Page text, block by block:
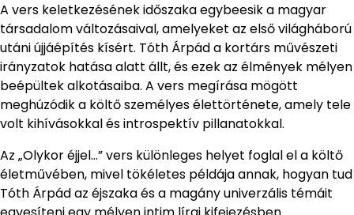
A vers keletkezésének időszaka egybeesik a magyar
társadalom változásaival, amelyeket az első világháború
utáni újjáépítés kísért. Tóth Árpád a kortárs művészeti
irányzatok hatása alatt állt, és ezek az élmények mélyen
beépültek alkotásaiba. A vers megírása mögött
meghúzódik a költő személyes élettörténete, amely tele
volt kihívásokkal és introspektív pillanatokkal.
Az „Olykor éjjel…” vers különleges helyet foglal el a költő
életművében, mivel tökéletes példája annak, hogyan tud
Tóth Árpád az éjszaka és a magány univerzális témáit